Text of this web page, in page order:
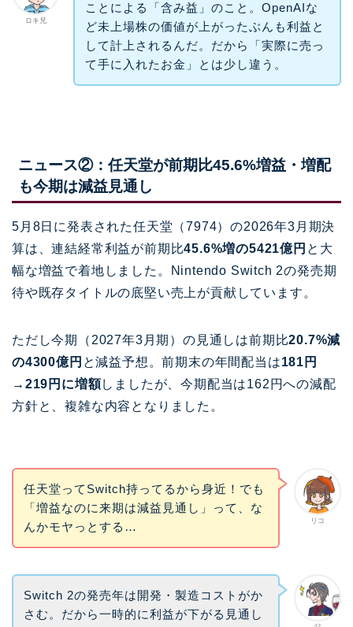
ロキ兄
ことによる「含み益」のこと。OpenAIな
ど未上場株の価値が上がったぶんも利益と
して計上されるんだ。だから「実際に売っ
て手に入れたお金」とは少し違う。
ニュース②：任天堂が前期比45.6%増益・増配
も今期は減益見通し
5月8日に発表された任天堂（7974）の2026年3月期決
算は、連結経常利益が前期比45.6%増の5421億円 と大
幅な増益で着地しました。Nintendo Switch 2の発売期
待や既存タイトルの底堅い売上が貢献しています。
ただし今期（2027年3月期）の見通しは前期比20.7%減
の4300億円 と減益予想。前期末の年間配当は181円
→219円に増額しましたが、今期配当は162円への減配
方針と、複雑な内容となりました。
リコ
任天堂ってSwitch持ってるから身近！でも
「増益なのに来期は減益見通し」って、な
んかモヤっとする…
Switch 2の発売年は開発・製造コストがか
さむ。だから一時的に利益が下がる見通し